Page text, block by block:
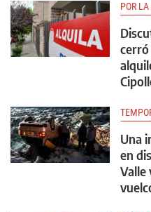
POR
cerró
Una
en
Valle